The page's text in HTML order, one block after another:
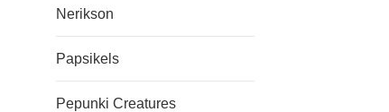
Nerikson
Papsikels
Pepunki Creatures